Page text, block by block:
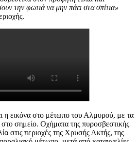
την φωτιά να μην πάει στα σπίτια»
η εικόνα στο μέτωπο του Αλμυρού, με τα
σημείο. Οχήματα της πυροσβεστικής
στις περιοχές της Χρυσής Ακτής, της